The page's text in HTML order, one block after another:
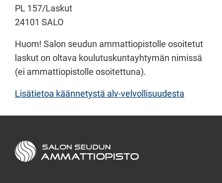
PL 157/Laskut
24101 SALO
Huom! Salon seudun ammattiopistolle osoitetut
laskut on oltava koulutuskuntayhtymän nimissä
(ei ammattiopistolle osoitettuna).
Lisätietoa käännetystä alv-velvollisuudesta